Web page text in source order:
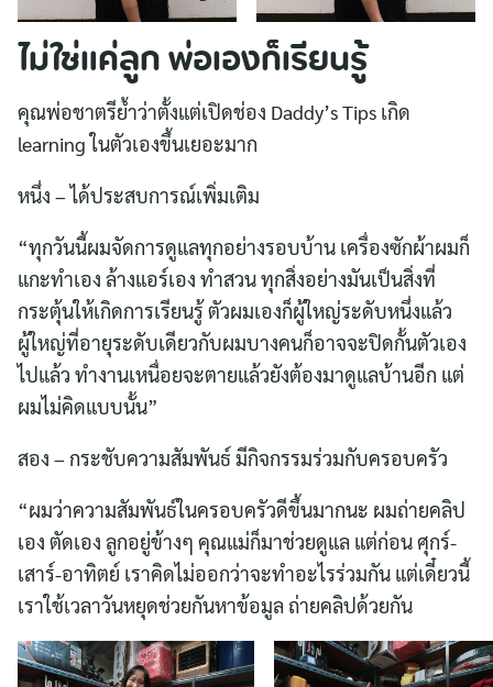
ไม่ใช่แค่ลูก พ่อเองก็เรียนรู้
คุณพ่อชาตรีย้ำว่าตั้งแต่เปิดช่อง Daddy’s Tips เกิด
learning ในตัวเองขึ้นเยอะมาก
หนึ่ง – ได้ประสบการณ์เพิ่มเติม
“ทุกวันนี้ผมจัดการดูแลทุกอย่างรอบบ้าน เครื่องซักผ้าผมก็
แกะทำเอง ล้างแอร์เอง ทำสวน ทุกสิ่งอย่างมันเป็นสิ่งที่
กระตุ้นให้เกิดการเรียนรู้ ตัวผมเองก็ผู้ใหญ่ระดับหนึ่งแล้ว
ผู้ใหญ่ที่อายุระดับเดียวกับผมบางคนก็อาจจะปิดกั้นตัวเอง
ไปแล้ว ทำงานเหนื่อยจะตายแล้วยังต้องมาดูแลบ้านอีก แต่
ผมไม่คิดแบบนั้น”
สอง – กระชับความสัมพันธ์ มีกิจกรรมร่วมกับครอบครัว
“ผมว่าความสัมพันธ์ในครอบครัวดีขึ้นมากนะ ผมถ่ายคลิป
เอง ตัดเอง ลูกอยู่ข้างๆ คุณแม่ก็มาช่วยดูแล แต่ก่อน ศุกร์-
เสาร์-อาทิตย์ เราคิดไม่ออกว่าจะทำอะไรร่วมกัน แต่เดี๋ยวนี้
เราใช้เวลาวันหยุดช่วยกันหาข้อมูล ถ่ายคลิปด้วยกัน